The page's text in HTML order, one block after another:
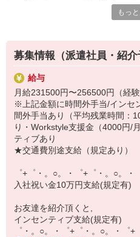
スマホの裏ワザを学べるチャン
￣￣￣￣￣￣￣￣￣￣￣
▼オフィスワーク
事務、経理、データ入力、コー
▼工場・製造・軽作業系
機械/食品製造・梱包・仕分け
▼美容系
眉毛サロンのアイブロウ・ネ
▼営業・販売
法人営業・アパレル販売・個
▼人気案件も多数♪
短期・期間限定・オープニング
上場/優良/大手企業など
【スマホ面接実施中】
￣￣￣￣￣￣￣￣￣
自宅に居ながらスマホでカンタン
オンライン面談なのでスピード対
満足度◎
■携帯やインターネット販売業務
docomo(ドコモ)/au(エーユー)・
の大手キャリアから
ワイモバイル(Y!mobille)、楽天モ
広く紹介可能♪
人気のApple（アップル）店舗も
もっ
募集情報（派遣社員・紹介
給与
月給231500円〜256500円（経験
※上記金額に時間外手当/インセ
間外手当あり（平均残業時間：
り・Workstyle支援金（4000円/
ティブあり
★交通費別途支給（規定あり）
゜+゜・。○。・゜+゜・。○。・
入社祝い金10万円支給(規定有)
お友達を紹介頂くと,
インセンティブ支給(規定有)
゜・。○。・゜+゜・。○。・゜+